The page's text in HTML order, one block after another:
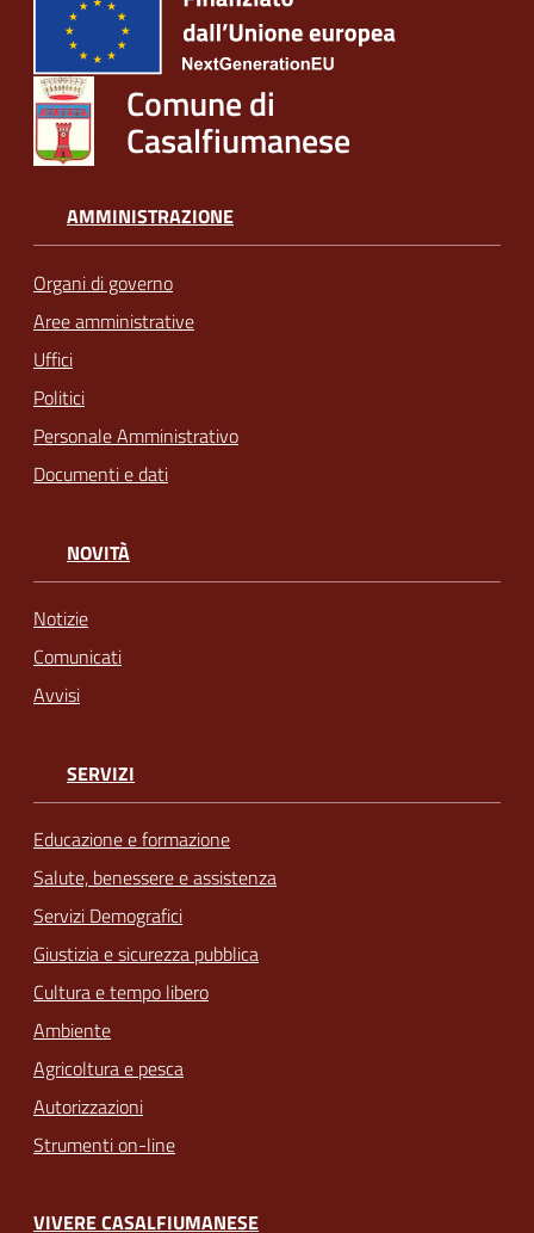
Comune di
Casalfiumanese
AMMINISTRAZIONE
Organi di governo
Aree amministrative
Uffici
Politici
Personale Amministrativo
Documenti e dati
NOVITÀ
Notizie
Comunicati
Avvisi
SERVIZI
Educazione e formazione
Salute, benessere e assistenza
Servizi Demografici
Giustizia e sicurezza pubblica
Cultura e tempo libero
Ambiente
Agricoltura e pesca
Autorizzazioni
Strumenti on-line
VIVERE CASALFIUMANESE